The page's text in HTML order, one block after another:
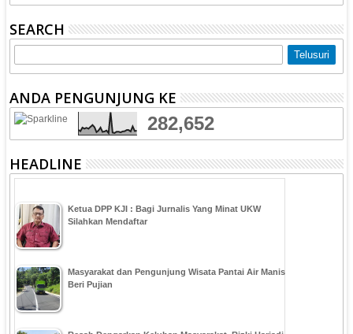
SEARCH
ANDA PENGUNJUNG KE
282,652
HEADLINE
Ketua DPP KJI : Bagi Jurnalis Yang Minat UKW
Silahkan Mendaftar
Masyarakat dan Pengunjung Wisata Pantai Air Manis
Beri Pujian